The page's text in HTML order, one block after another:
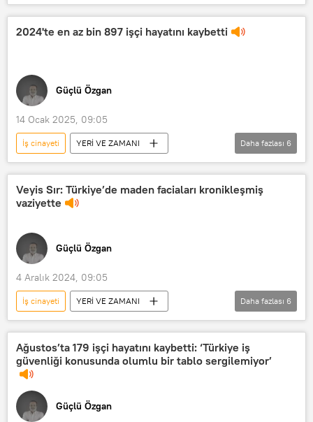
Radyo Sputnik
Radyo
RADYO
Güçlü Özgan
2024'te en az bin 897 işçi hayatını kaybetti
Güçlü Özgan
14 Ocak 2025, 09:05
İş cinayeti
YERİ VE ZAMANI
Radyo Sputnik
RADYO
Radyo
Güçlü Özgan
Yeri ve Zamanı
Daha fazlası 6
Veyis Sır: Türkiye’de maden faciaları kronikleşmiş
vaziyette
Güçlü Özgan
4 Aralık 2024, 09:05
İş cinayeti
YERİ VE ZAMANI
Radyo Sputnik
Radyo
RADYO
Güçlü Özgan
Yeri ve Zamanı
Maden faciası
Daha fazlası 6
Ağustos’ta 179 işçi hayatını kaybetti: ‘Türkiye iş
güvenliği konusunda olumlu bir tablo sergilemiyor’
Güçlü Özgan